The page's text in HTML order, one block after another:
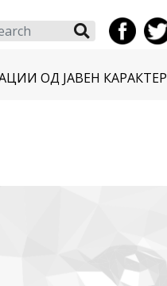
Search
ОД ЈАВЕН КАРАКТЕР